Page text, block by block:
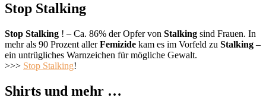
Stop Stalking
Stop Stalking ! – Ca. 86% der Opfer von Stalking sind Frauen. In
mehr als 90 Prozent allerFemizide kam es im Vorfeld zu Stalking –
ein untrügliches Warnzeichen für mögliche Gewalt.
>>> Stop Stalking!
Shirts und mehr …